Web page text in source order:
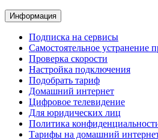
Информация
Подписка на сервисы
Самостоятельное устранение
Проверка скорости
Настройка подключения
Подобрать тариф
Домашний интернет
Цифровое телевидение
Для юридических лиц
Политика
Тарифы на домашний